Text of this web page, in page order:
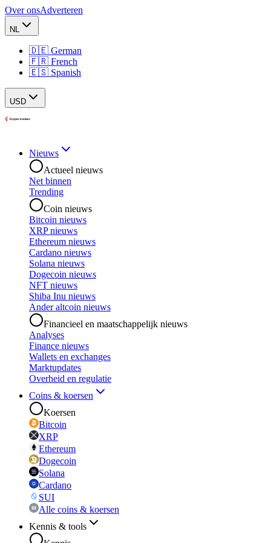
Over onsAdverteren
NL
🇩🇪 German
🇫🇷 French
🇪🇸 Spanish
USD
Nieuws
Actueel nieuws
Net binnen
Trending
Coin nieuws
Bitcoin nieuws
XRP nieuws
Ethereum nieuws
Cardano nieuws
Solana nieuws
Dogecoin nieuws
NFT nieuws
Shiba Inu nieuws
Ander altcoin nieuws
Financieel en maatschappelijk nieuws
Analyses
Finance nieuws
Wallets en exchanges
Marktupdates
Overheid en regulatie
Coins & koersen
Koersen
Bitcoin
XRP
Ethereum
Dogecoin
Solana
Cardano
SUI
Alle coins & koersen
Kennis & tools